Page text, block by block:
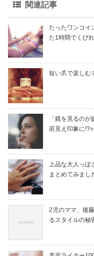
関連記事
たったワンコイ
た1時間でくび
短い爪で楽しむ
「鏡を見るの
若見え印象に
上品な大人っぽ
まとめてみま
2児のママ、後
るスタイルの秘